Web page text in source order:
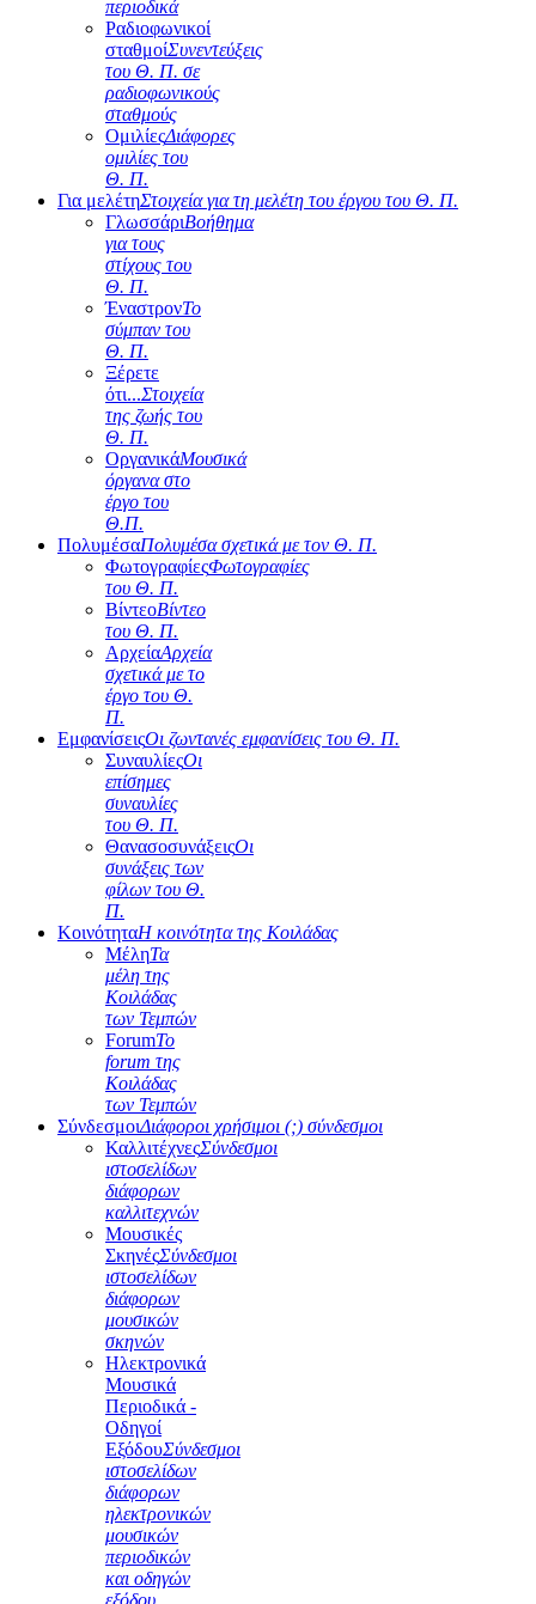
περιοδικά
Ραδιοφωνικοί
σταθμοίΣυνεντεύξεις
του Θ. Π. σε
ραδιοφωνικούς
σταθμούς
ΟμιλίεςΔιάφορες
ομιλίες του
Θ. Π.
Για μελέτηΣτοιχεία για τη μελέτη του έργου του Θ. Π.
ΓλωσσάριΒοήθημα
για τους
στίχους του
Θ. Π.
ΈναστρονΤο
σύμπαν του
Θ. Π.
Ξέρετε
ότι...Στοιχεία
της ζωής του
Θ. Π.
ΟργανικάΜουσικά
όργανα στο
έργο του
Θ.Π.
ΠολυμέσαΠολυμέσα σχετικά με τον Θ. Π.
ΦωτογραφίεςΦωτογραφίες
του Θ. Π.
ΒίντεοΒίντεο
του Θ. Π.
ΑρχείαΑρχεία
σχετικά με το
έργο του Θ.
Π.
ΕμφανίσειςΟι ζωντανές εμφανίσεις του Θ. Π.
ΣυναυλίεςΟι
επίσημες
συναυλίες
του Θ. Π.
ΘανασοσυνάξειςΟι
συνάξεις των
φίλων του Θ.
Π.
ΚοινότηταΗ κοινότητα της Κοιλάδας
ΜέληΤα
μέλη της
Κοιλάδας
των Τεμπών
ForumΤο
forum της
Κοιλάδας
των Τεμπών
ΣύνδεσμοιΔιάφοροι χρήσιμοι (;) σύνδεσμοι
ΚαλλιτέχνεςΣύνδεσμοι
ιστοσελίδων
διάφορων
καλλιτεχνών
Μουσικές
ΣκηνέςΣύνδεσμοι
ιστοσελίδων
διάφορων
μουσικών
σκηνών
Ηλεκτρονικά
Μουσικά
Περιοδικά -
Οδηγοί
ΕξόδουΣύνδεσμοι
ιστοσελίδων
διάφορων
ηλεκτρονικών
μουσικών
περιοδικών
και οδηγών